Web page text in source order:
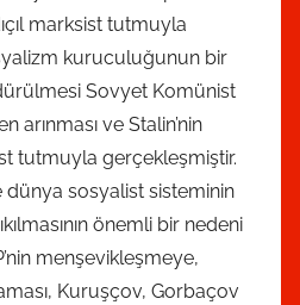
marksist tutmuyla
kuruculuğunun bir
Sovyet Komünist
arınması ve Stalin’nin
tutmuyla gerçekleşmiştir.
sosyalist sisteminin
önemli bir nedeni
menşevikleşmeye,
Kuruşçov, Gorbaçov